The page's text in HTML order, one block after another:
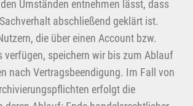
Umständen entnehmen lässt, dass
abschließend geklärt ist.
die über einen Account bzw.
verfügen, speichern wir bis zum Ablauf
nach Vertragsbeendigung. Im Fall von
erfolgt die